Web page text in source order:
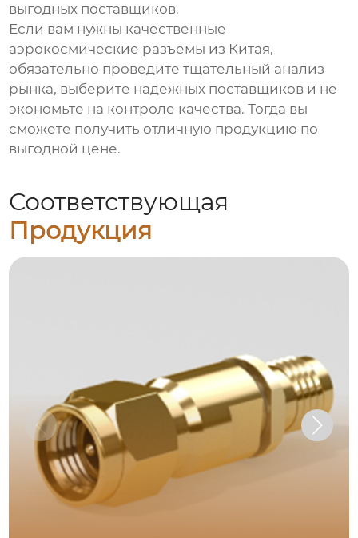
выгодных поставщиков.
Если вам нужны качественные
аэрокосмические разъемы из Китая,
обязательно проведите тщательный анализ
рынка, выберите надежных поставщиков и не
экономьте на контроле качества. Тогда вы
сможете получить отличную продукцию по
выгодной цене.
Соответствующая
Продукция